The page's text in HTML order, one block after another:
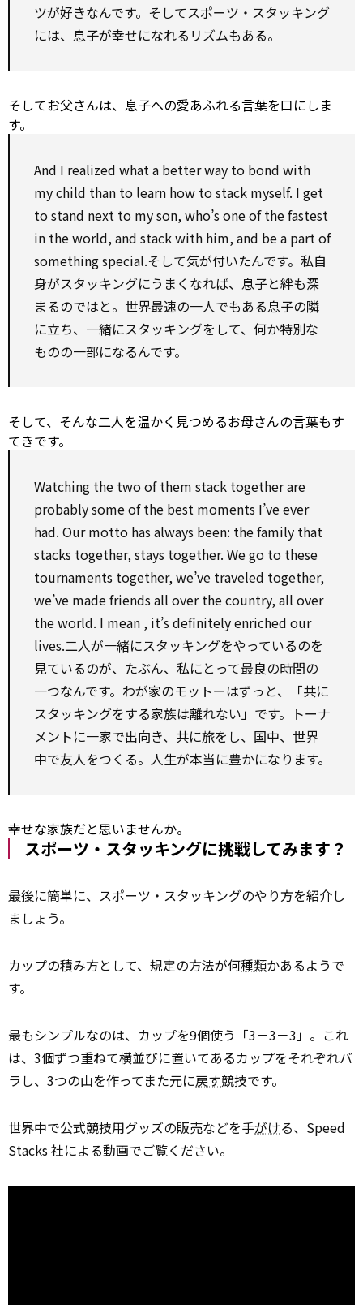
ツが好きなんです。そしてスポーツ・スタッキング
には、息子が幸せになれるリズムもある。
そしてお父さんは、息子への愛あふれる言葉を口にしま
す。
And I realized what a better way to bond with
my child than to learn how tostack myself. I get
tostand next to my son, who’s one of the fastest
in the world, and stackwith him, and be a part of
something special.そして気が付いたんです。私自
身がスタッキングにうまくなれば、息子と絆も深
まるのではと。世界最速の一人でもある息子の隣
に立ち、一緒にスタッキングをして、何か特別な
ものの一部になるんです。
そして、そんな二人を温かく見つめるお母さんの言葉もす
てきです。
Watching the two of them stack together are
probably some of the best moments I’ve ever
had. Our motto has always been: the family that
stacks together, stays together. We go to these
tournaments together, we’ve traveled together,
we’ve made friends all overthe country, all over
the world. I mean , it’s definitelyenriched our
lives.二人が一緒にスタッキングをやっているのを
見ているのが、たぶん、私にとって最良の時間の
一つなんです。わが家のモットーはずっと、「共に
スタッキングをする家族は離れない」です。トーナ
メントに一家で出向き、共に旅をし、国中、世界
中で友人をつくる。人生が本当に豊かになります。
幸せな家族だと思いませんか。
スポーツ・スタッキングに挑戦してみます？
最後に簡単に、スポーツ・スタッキングのやり方を紹介し
ましょう。
カップの積み方として、規定の方法が何種類かあるようで
す。
最もシンプルなのは、カップを9個使う「3－3－3」。これ
は、3個ずつ重ねて横並びに置いてあるカップをそれぞれバ
ラし、3つの山を作ってまた元に戻す競技です。
世界中で公式競技用グッズの販売などを手がける、Speed
Stacks 社による動画でご覧ください。